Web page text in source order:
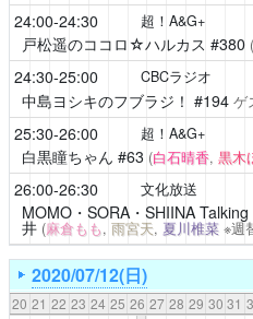
24:00-24:30 超！A&G+
戸松遥のココロ☆ハルカス #380 (
24:30-25:00 CBCラジオ
中島ヨシキのフブラジ！ #194 ゲ
25:30-26:00 超！A&G+
白黒瞳ちゃん #63 (白石晴香, 黒木
26:00-26:30 文化放送
MOMO・SORA・SHIINA Talking
井 (麻倉もも, 雨宮天, 夏川椎菜※週
2020/07/12(日)
20 21 22 23 24 25 26 27 28 29 30 31